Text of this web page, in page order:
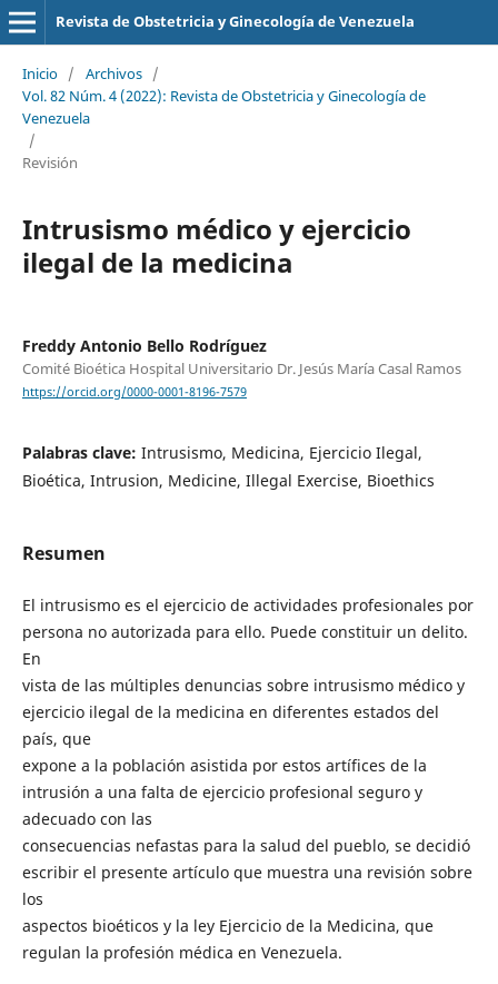
Revista de Obstetricia y Ginecología de Venezuela
Inicio / Archivos /
Vol. 82 Núm. 4 (2022): Revista de Obstetricia y Ginecología de
Venezuela
/
Revisión
Intrusismo médico y ejercicio
ilegal de la medicina
Freddy Antonio Bello Rodríguez
Comité Bioética Hospital Universitario Dr. Jesús María Casal Ramos
https://orcid.org/0000-0001-8196-7579
Palabras clave: Intrusismo, Medicina, Ejercicio Ilegal,
Bioética, Intrusion, Medicine, Illegal Exercise, Bioethics
Resumen
El intrusismo es el ejercicio de actividades profesionales por
persona no autorizada para ello. Puede constituir un delito.
En
vista de las múltiples denuncias sobre intrusismo médico y
ejercicio ilegal de la medicina en diferentes estados del
país, que
expone a la población asistida por estos artífices de la
intrusión a una falta de ejercicio profesional seguro y
adecuado con las
consecuencias nefastas para la salud del pueblo, se decidió
escribir el presente artículo que muestra una revisión sobre
los
aspectos bioéticos y la ley Ejercicio de la Medicina, que
regulan la profesión médica en Venezuela.